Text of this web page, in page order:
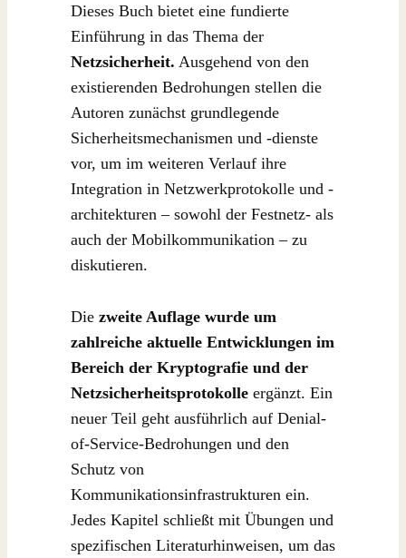
Dieses Buch bietet eine fundierte
Einführung in das Thema der
Netzsicherheit. Ausgehend von den
existierenden Bedrohungen stellen die
Autoren zunächst grundlegende
Sicherheitsmechanismen und -dienste
vor, um im weiteren Verlauf ihre
Integration in Netzwerkprotokolle und -
architekturen – sowohl der Festnetz- als
auch der Mobilkommunikation – zu
diskutieren.
Die zweite Auflage wurde um
zahlreiche aktuelle Entwicklungen im
Bereich der Kryptografie und der
Netzsicherheitsprotokolle ergänzt. Ein
neuer Teil geht ausführlich auf Denial-
of-Service-Bedrohungen und den
Schutz von
Kommunikationsinfrastrukturen ein.
Jedes Kapitel schließt mit Übungen und
spezifischen Literaturhinweisen, um das